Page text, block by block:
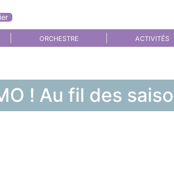
ORCHESTRE ACTIVITÉS
! Au fil des